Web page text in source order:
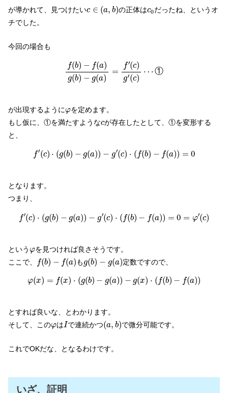
が導かれて、見つけたいc ∈ (a, b)
∈ a b) の正体はc0
c0だったね、というオ
チでした。
今回の場合も
f(b) − f(a)
g(b) − g(a)
=
f′(c)
g′(c)
⋯ ①
(b) − )g b a)=f
が出現するようにφ
φを定めます。
もし仮に、①を満たすようなc
cが存在したとして、①を変形する
と、
f′(c) ⋅ (g(b) − g(a)) − g′(c) ⋅ ( f(b) − f(a)) = 0
f c ⋅( g −g (a g′( c f (b) − )) =0
となります。
つまり、
f′(c) ⋅ (g(b) − g(a)) − g′(c) ⋅ ( f(b) − f(a)) = 0 = φ′(c)
(c )⋅ ( − g( g′ c ( f(b ) a) =0 φ′
というφ
φを見つければ良さそうです。
ここで、
f(b) − f(a)
(b ) a) もg(b) − g(a)
(b) a 定数ですので、
φ(x) = f(x) ⋅ (g(b) − g(a)) − g(x) ⋅ ( f(b) − f(a))
)= ( ⋅ g( b ( )) x ⋅( b )− f(
とすれば良いな、とわかります。
そして、このφ
φはII で連続かつ(a, b)
( b )で微分可能です。
これでOKだな、となるわけです。
いざ、証明